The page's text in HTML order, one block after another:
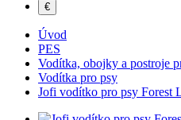
€
Úvod
PES
Vodítka, obojky a postroje
Vodítka pro psy
Jofi vodítko pro psy Forest